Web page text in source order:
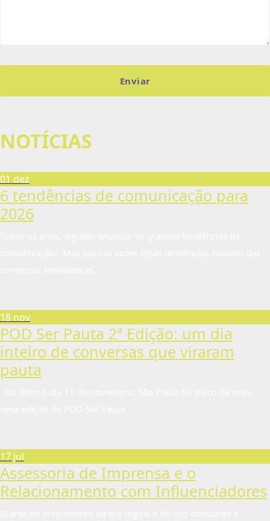
NOTÍCIAS
01 dez
6 tendências de comunicação para
2026
18 nov
POD Ser Pauta 2ª Edição: um dia
inteiro de conversas que viraram
pauta
17 jul
Assessoria de Imprensa e o
Relacionamento com Influenciadores